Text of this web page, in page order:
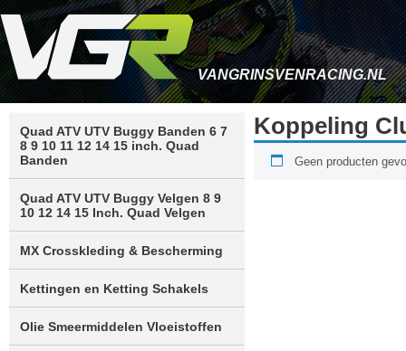
VANGRINSVENRACING.NL
Quad ATV UTV Buggy Banden 6 7
8 9 10 11 12 14 15 inch. Quad
Banden
Quad ATV UTV Buggy Velgen 8 9
10 12 14 15 Inch. Quad Velgen
MX Crosskleding & Bescherming
Kettingen en Ketting Schakels
Olie Smeermiddelen Vloeistoffen
Koppeling
Geen producten